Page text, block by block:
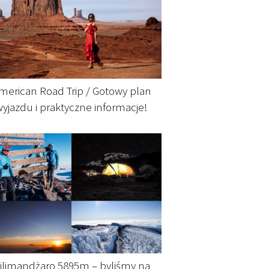
Road Trip / Gotowy plan
i praktyczne informacje!
5895m – byliśmy na